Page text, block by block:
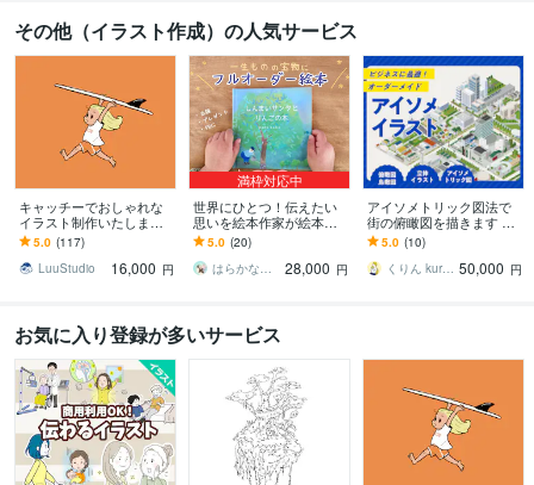
その他（イラスト作成）の人気サービス
キャッチーでおしゃれな
イラスト制作いたします
グッズ制作からプレゼン
トまで幅広い用途に対応
します
5.0 (117)
LuuStudio
16,000 円
満枠対応中
世界にひとつ！伝えたい
思いを絵本作家が絵本に
します 出版用やプレゼン
トに。水彩タッチで温か
みのあるオリジナル絵本
5.0 (20)
はらかな 絵本・水彩イラスト
28,000 円
アイソメトリック図法で
街の俯瞰図を描きます ビ
ジネス資料に最適！オー
ダーメイド俯瞰図・アイ
ソメ図制作
5.0 (10)
くりん kurin_333 50,000 円
お気に入り登録が多いサービス